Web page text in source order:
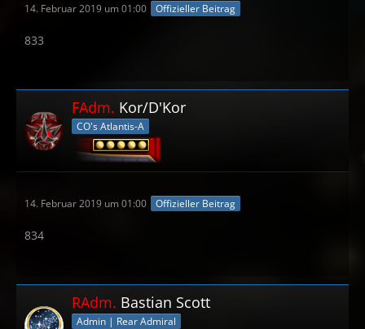
14. Februar 2019 um 01:00 Offizieller Beitrag
833
FAdm. Kor/D'Kor
CO's Atlantis-A
14. Februar 2019 um 01:00 Offizieller Beitrag
834
RAdm. Bastian Scott
Admin | Rear Admiral